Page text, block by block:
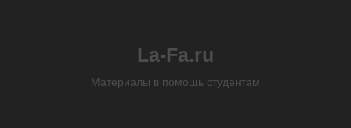
La-Fa.ru
Материалы в помощь студентам